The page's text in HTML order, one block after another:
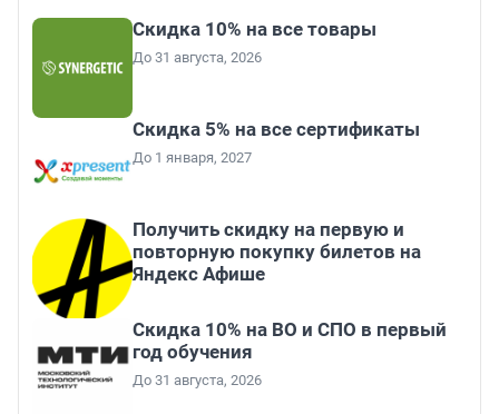
Скидка 10% на все товары
До 31 августа, 2026
Скидка 5% на все сертификаты
До 1 января, 2027
Получить скидку на первую и
повторную покупку билетов на
Яндекс Афише
Скидка 10% на ВО и СПО в первый
год обучения
До 31 августа, 2026